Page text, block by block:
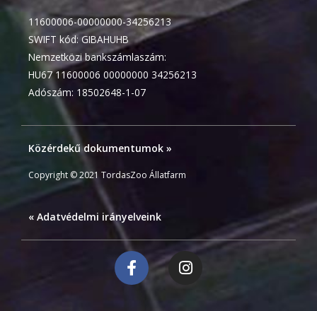
11600006-00000000-34256213
SWIFT kód: GIBAHUHB
Nemzetközi bankszámlaszám:
HU67 11600006 00000000 34256213
Adószám: 18502648-1-07
Közérdekű dokumentumok »
Copyright © 2021 TordasZoo Állatfarm
« Adatvédelmi irányelveink
F
a
c
I
n